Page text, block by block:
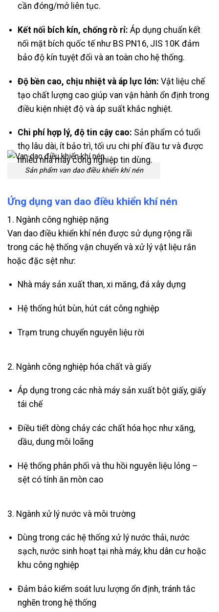
cần đóng/mở liên tục.
Kết nối bích kín, chống rò rỉ: Áp dụng chuẩn kết
nối mặt bích quốc tế như BS PN16, JIS 10K đảm
bảo độ kín tuyệt đối và an toàn cho hệ thống.
Độ bền cao, chịu nhiệt và áp lực lớn: Vật liệu chế
tạo chất lượng cao giúp van vận hành ổn định trong
điều kiện nhiệt độ và áp suất khắc nghiệt.
Chi phí hợp lý, độ tin cậy cao: Sản phẩm có tuổi
thọ lâu dài, ít bảo trì, tối ưu chi phí đầu tư và được
nhiều nhà máy công nghiệp tin dùng.
Sản phẩm van dao điều khiển khí nén
Ứng dụng van dao điều khiển khí nén
1. Ngành công nghiệp nặng
Van dao điều khiển khí nén được sử dụng rộng rãi
trong các hệ thống vận chuyển và xử lý vật liệu rắn
hoặc đặc sệt như:
Nhà máy sản xuất than, xi măng, đá xây dựng
Hệ thống hút bùn, hút cát công nghiệp
Trạm trung chuyển nguyên liệu rời
2. Ngành công nghiệp hóa chất và giấy
Áp dụng trong các nhà máy sản xuất bột giấy, giấy
tái chế
Điều tiết dòng chảy các chất hóa học như xăng,
dầu, dung môi loãng
Hệ thống phân phối và thu hồi nguyên liệu lỏng –
sệt có tính ăn mòn cao
3. Ngành xử lý nước và môi trường
Dùng trong các hệ thống xử lý nước thải, nước
sạch, nước sinh hoạt tại nhà máy, khu dân cư hoặc
khu công nghiệp
Đảm bảo kiểm soát lưu lượng ổn định, tránh tắc
nghẽn trong hệ thống